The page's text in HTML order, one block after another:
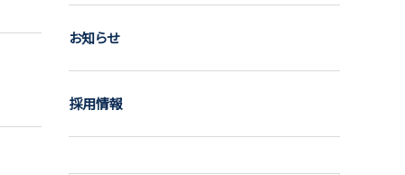
お知らせ
採用情報